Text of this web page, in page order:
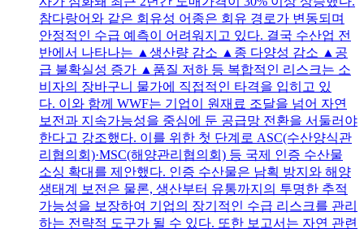
참다랑어와 같은 회유성 어종은 회유 경로가 변동되며
안정적인 수급 예측이 어려워지고 있다. 결국 수산업 전
반에서 나타나는 ▲생산량 감소 ▲종 다양성 감소 ▲공
급 불확실성 증가 ▲품질 저하 등 복합적인 리스크는 소
비자의 장바구니 물가에 직접적인 타격을 입히고 있
다. 이와 함께 WWF는 기업이 원재료 조달을 넘어 자연
보전과 지속가능성을 중심에 둔 공급망 전환을 서둘러야
한다고 강조했다. 이를 위한 첫 단계로 ASC(수산양식관
리협의회)·MSC(해양관리협의회) 등 국제 인증 수산물
소싱 확대를 제안했다. 인증 수산물은 남획 방지와 해양
생태계 보전은 물론, 생산부터 유통까지의 투명한 추적
가능성을 보장하여 기업의 장기적인 수급 리스크를 관리
하는 전략적 도구가 될 수 있다. 또한 보고서는 자연 관련